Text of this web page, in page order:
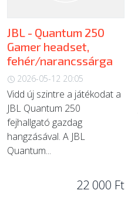
JBL - Quantum 250
Gamer headset,
fehér/narancssárga
2026-05-12 20:05
Vidd új szintre a játékodat a
JBL Quantum 250
fejhallgató gazdag
hangzásával. A JBL
Quantum...
22 000 Ft